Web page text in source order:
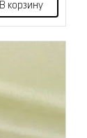
В корзину